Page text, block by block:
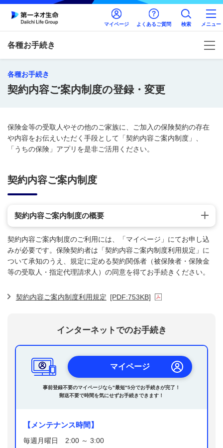
マイページ よくあるご質問 検索 メニュー
各種お手続き
契約内容ご案内制度の登録・変更
保険金等の受取人やその他のご家族に、ご加入の保険契約の存在
や内容をお伝えいただく手段として「契約内容ご案内制度」、
「うちの保険」アプリを是非ご活用ください。
契約内容ご案内制度
契約内容ご案内制度の概要
契約内容ご案内制度のご利用には、「マイページ」にてお申し込
みが必要です。保険契約者は「契約内容ご案内制度利用規定」に
ついて承知のうえ、規定に定める契約関係者（被保険者・保険金
等の受取人・指定代理請求人）の同意を得てお手続きください。
契約内容ご案内制度利用規定 [PDF:753KB]
インターネットでのお手続き
マイページ
事前登録不要のマイページなら"最短"5分でお手続きが完了！
郵送不要で時間を気にせずお手続きできます！
【メンテナンス時間】
毎週月曜日 2:00 ～ 3:00
各種お手続き